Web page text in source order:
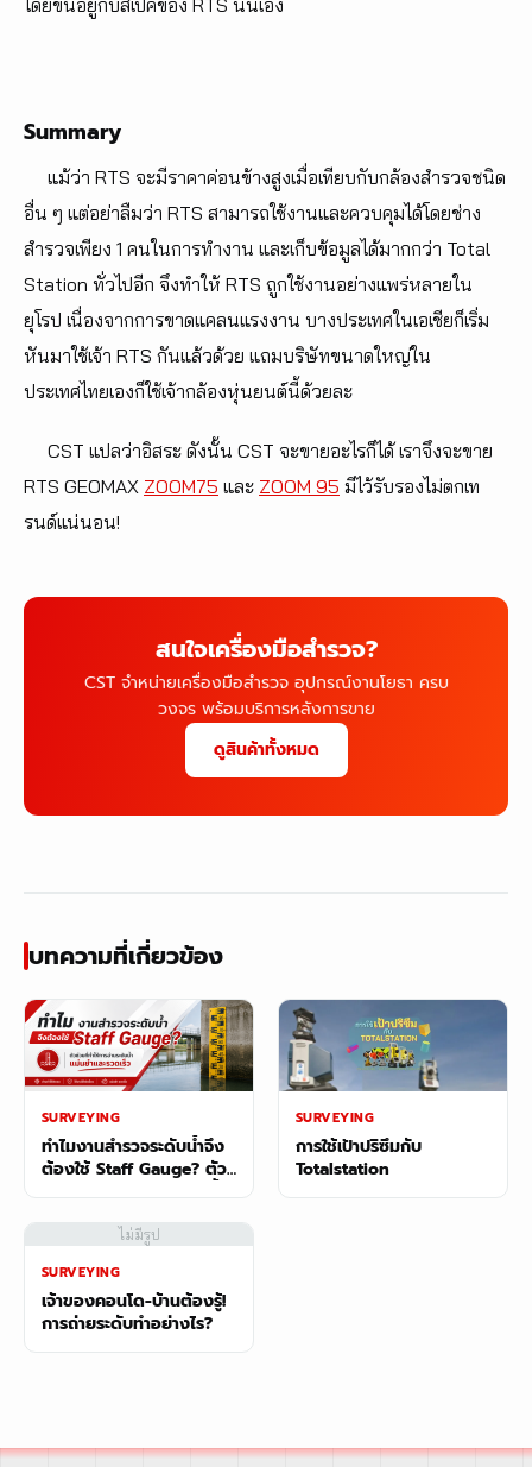
โดยขึ้นอยู่กับสเปคของ RTS นั่นเอง
Summary
แม้ว่า RTS จะมีราคาค่อนข้างสูงเมื่อเทียบกับกล้องสำรวจชนิด
อื่น ๆ แต่อย่าลืมว่า RTS สามารถใช้งานและควบคุมได้โดยช่าง
สำรวจเพียง 1 คนในการทำงาน และเก็บข้อมูลได้มากกว่า Total
Station ทั่วไปอีก จึงทำให้ RTS ถูกใช้งานอย่างแพร่หลายใน
ยุโรป เนื่องจากการขาดแคลนแรงงาน บางประเทศในเอเชียก็เริ่ม
หันมาใช้เจ้า RTS กันแล้วด้วย แถมบริษัทขนาดใหญ่ใน
ประเทศไทยเองก็ใช้เจ้ากล้องหุ่นยนต์นี้ด้วยละ
CST แปลว่าอิสระ ดังนั้น CST จะขายอะไรก็ได้ เราจึงจะขาย
RTS GEOMAX ZOOM75 และ ZOOM 95 มีไว้รับรองไม่ตกเท
รนด์แน่นอน!
สนใจเครื่องมือสำรวจ?
CST จำหน่ายเครื่องมือสำรวจ อุปกรณ์งานโยธา ครบ
วงจร พร้อมบริการหลังการขาย
ดูสินค้าทั้งหมด
บทความที่เกี่ยวข้อง
SURVEYING
ทำไมงานสำรวจระดับน้ำจึง
ต้องใช้ Staff Gauge? ตัว
ช่วยที่ทำให้การอ่านระดับน้ำ
SURVEYING
การใช้เป้าปริซึมกับ
Totalstation
ไม่มีรูป
SURVEYING
เจ้าของคอนโด-บ้านต้องรู้!
การถ่ายระดับทำอย่างไร?